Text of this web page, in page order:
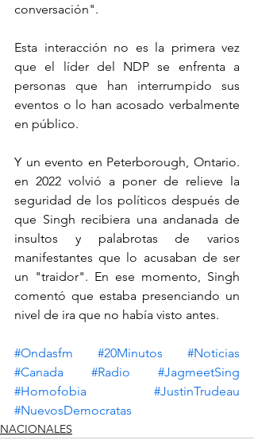
conversación".
Esta interacción no es la primera vez
que el líder del NDP se enfrenta a
personas que han interrumpido sus
eventos o lo han acosado verbalmente
en público.
Y un evento en Peterborough, Ontario.
en 2022 volvió a poner de relieve la
seguridad de los políticos después de
que Singh recibiera una andanada de
insultos y palabrotas de varios
manifestantes que lo acusaban de ser
un "traidor". En ese momento, Singh
comentó que estaba presenciando un
nivel de ira que no había visto antes.
#Ondasfm #20Minutos
#Noticias
#Canada
#Radio
#JagmeetSing
#Homofobia
#JustinTrudeau
#NuevosDemocratas
NACIONALES